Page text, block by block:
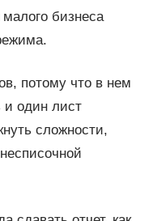
бизнеса
потому что в нем
и один лист
сложности,